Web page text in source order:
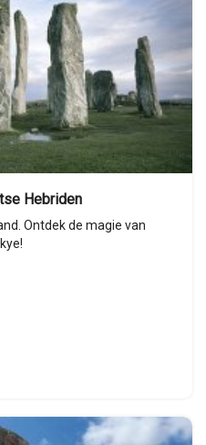
Hebriden
Ontdek de magie van